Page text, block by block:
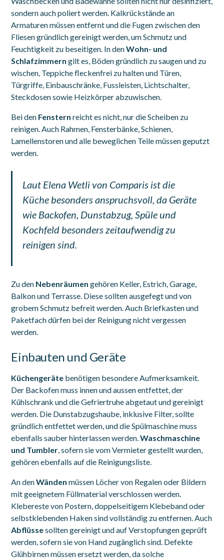
sondern auch poliert werden. Kalkrückstände an
Armaturen müssen entfernt und die Fugen zwischen den
Fliesen gründlich gereinigt werden, um Schmutz und
Feuchtigkeit zu beseitigen. In denWohn- und
Schlafzimmern gilt es, Böden gründlich zu saugen und zu
wischen, Teppiche fleckenfrei zu halten und Türen,
Türgriffe, Einbauschränke, Fussleisten, Lichtschalter,
Steckdosen sowie Heizkörper abzuwischen.
Bei den Fenstern reicht es nicht, nur die Scheiben zu
reinigen. Auch Rahmen, Fensterbänke, Schienen,
Lamellenstoren und alle beweglichen Teile müssen geputzt
werden.
Laut Elena Wetli von Comparis ist die
Küche besonders anspruchsvoll, da Geräte
wie Backofen, Dunstabzug, Spüle und
Kochfeld besonders zeitaufwendig zu
reinigen sind.
Zu den Nebenräumen gehören Keller, Estrich, Garage,
Balkon und Terrasse. Diese sollten ausgefegt und von
grobem Schmutz befreit werden. Auch Briefkasten und
Paketfach dürfen bei der Reinigung nicht vergessen
werden.
Einbauten und Geräte
Küchengeräte benötigen besondere Aufmerksamkeit.
Der Backofen muss innen und aussen entfettet, der
Kühlschrank und die Gefriertruhe abgetaut und gereinigt
werden. Die Dunstabzugshaube, inklusive Filter, sollte
gründlich entfettet werden, und die Spülmaschine muss
ebenfalls sauber hinterlassen werden.Waschmaschine
und Tumbler, sofern sie vom Vermieter gestellt wurden,
gehören ebenfalls auf die Reinigungsliste.
An denWänden müssen Löcher von Regalen oder Bildern
mit geeignetem Füllmaterial verschlossen werden.
Klebereste von Postern, doppelseitigem Klebeband oder
selbstklebenden Haken sind vollständig zu entfernen. Auch
Abflüssesollten gereinigt und auf Verstopfungen geprüft
werden, sofern sie von Hand zugänglich sind. Defekte
Glühbirnen müssen ersetzt werden, da solche